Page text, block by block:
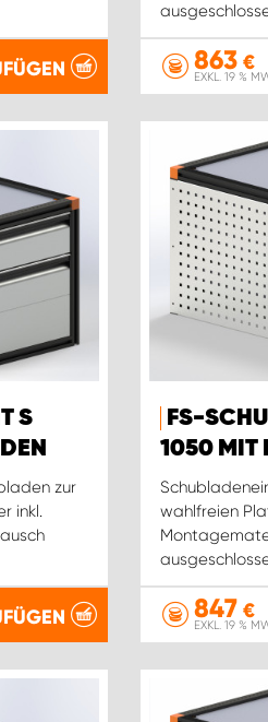
863€
EXKL. 19 %
S
zur
inkl.
FS-
1050 MIT
wahlfreien
847€
EXKL. 19 %